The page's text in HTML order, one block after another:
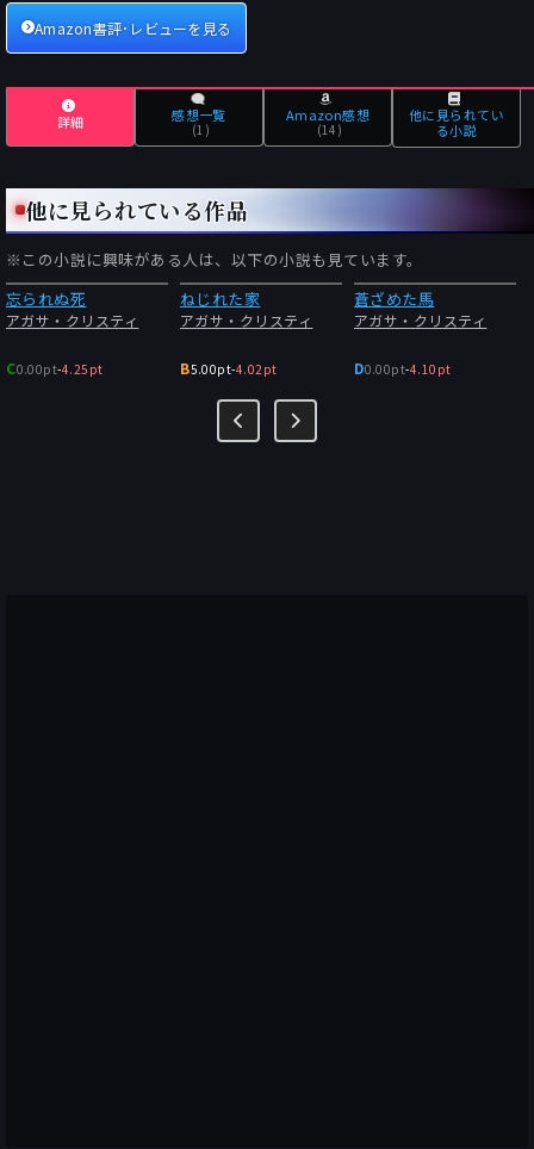
Amazon書評･レビューを見る
詳細 感想一覧
(1)
Amazon感想
(14)
他に見られてい
る小説
他に見られている作品
※この小説に興味がある人は、以下の小説も見ています。
忘られぬ死
アガサ・クリスティ
C0.00pt-4.25pt
ねじれた家
アガサ・クリスティ
B5.00pt-4.02pt
蒼ざめた馬
アガサ・クリスティ
D0.00pt-4.10pt